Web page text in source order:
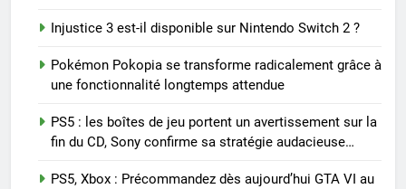
Injustice 3 est-il disponible sur Nintendo Switch 2 ?
Pokémon Pokopia se transforme radicalement grâce à
une fonctionnalité longtemps attendue
PS5 : les boîtes de jeu portent un avertissement sur la
fin du CD, Sony confirme sa stratégie audacieuse…
PS5, Xbox : Précommandez dès aujourd’hui GTA VI au